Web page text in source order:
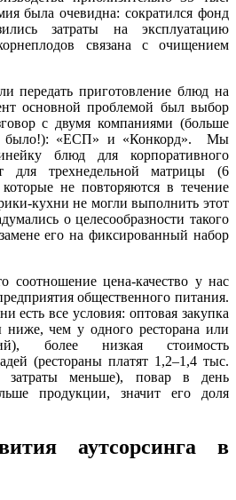
была очевидна: сократился фонд
затраты на эксплуатацию
связана с очищением
передать приготовление блюд на
основной проблемой был выбор
с двумя компаниями (больше
было!): «ЕСП» и «Конкорд». Мы
блюд для корпоративного
для трехнедельной матрицы (6
не повторяются в течение
кухни не могли выполнить этот
о целесообразности такого
его на фиксированный набор
соотношение цена-качество у нас
общественного питания.
есть все условия: оптовая закупка
ниже, чем у одного ресторана или
более низкая стоимость
(рестораны платят 1,2–1,4 тыс.
меньше), повар в день
продукции, значит его доля
аутсорсинга в